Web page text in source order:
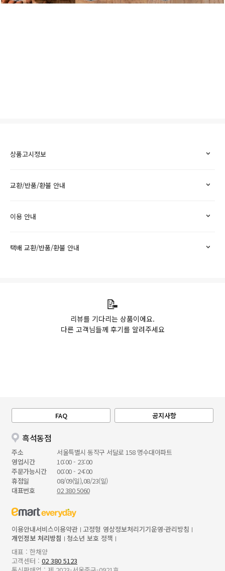
상품고시정보
교환/반품/환불 안내
이용 안내
택배 교환/반품/환불 안내
📝
리뷰를 기다리는 상품이에요.
다른 고객님들께 후기를 알려주세요
FAQ 공지사항
흑석동점
주소
서울특별시 동작구 서달로 158 명수대아파트
영업시간
10:00 - 23:00
주문가능시간
00:00 - 24:00
휴점일
08/09(일),08/23(일)
대표번호
02 380 5060
이용안내서비스이용약관 고정형 영상정보처리기기운영·관리방침
개인정보 처리방침
청소년 보호 정책
대표 : 한채양
고객센터 : 02 380 5123